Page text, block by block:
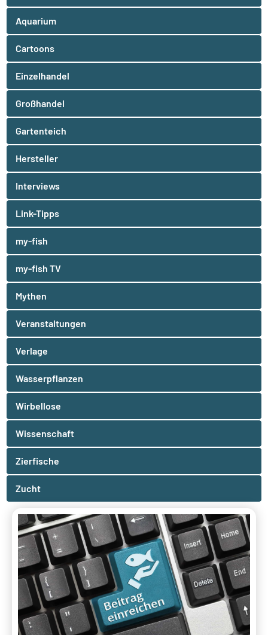
Aquarium
Cartoons
Einzelhandel
Großhandel
Gartenteich
Hersteller
Interviews
Link-Tipps
my-fish
my-fish TV
Mythen
Veranstaltungen
Verlage
Wasserpflanzen
Wirbellose
Wissenschaft
Zierfische
Zucht